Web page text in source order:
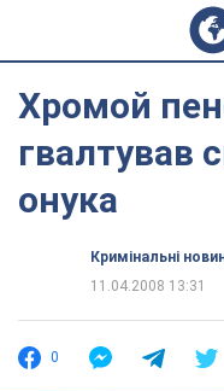
Хромой
гвалтував
онука
Кримінальні
11.04.2008 13:31
0